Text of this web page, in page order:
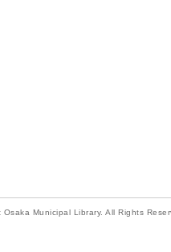
Osaka Municipal Library. All Rights